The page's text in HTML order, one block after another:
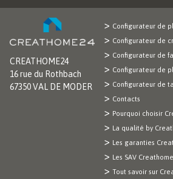
CREATHOME24
16 rue du Rothbach
67350 VAL DE MODER
Configurateur de
Configurateur de
Configurateur de
Configurateur de
Configurateur de
Contacts
Pourquoi choisir
La qualité by
Les garanties
Les SAV
Tout savoir sur